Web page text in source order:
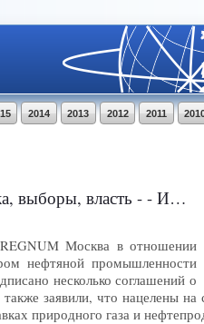
2011
2012
2013
2014
власть - - ИА REGNUM
Москва в отношении
нефтяной промышленности
несколько соглашений о
заявили, что нацелены на
природного газа и